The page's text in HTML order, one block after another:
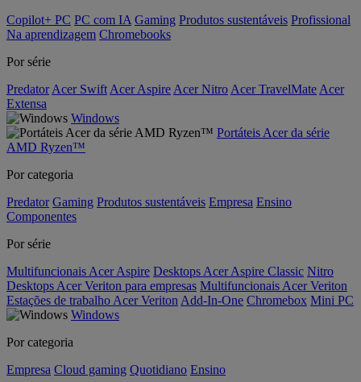
Copilot+ PC PC com IA Gaming Produtos sustentáveis Profissional
Na aprendizagem Chromebooks
Por série
Predator Acer Swift Acer Aspire Acer Nitro Acer TravelMate Acer
Extensa
Windows
Portáteis Acer da série
AMD Ryzen™
Por categoria
Predator Gaming Produtos sustentáveis Empresa Ensino
Componentes
Por série
Multifuncionais Acer Aspire Desktops Acer Aspire Classic Nitro
Desktops Acer Veriton para empresas Multifuncionais Acer Veriton
Estações de trabalho Acer Veriton Add-In-One Chromebox Mini PC
Windows
Por categoria
Empresa Cloud gaming Quotidiano Ensino